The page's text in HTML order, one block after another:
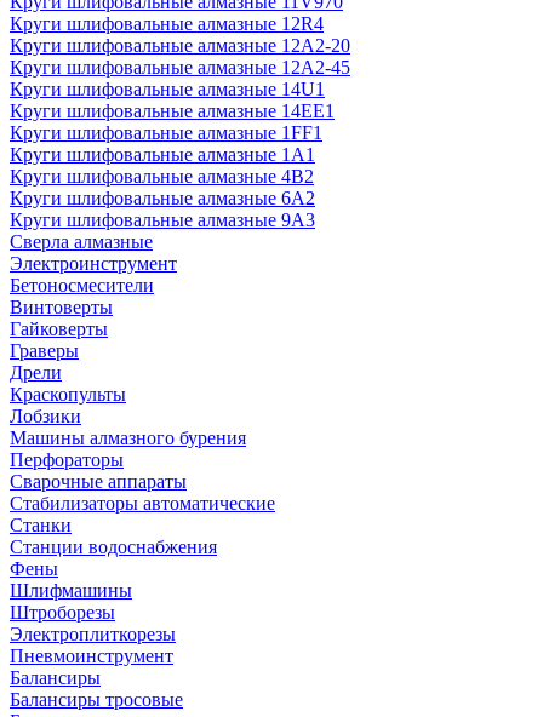
Круги шлифовальные алмазные 12R4
Круги шлифовальные алмазные 12А2-20
Круги шлифовальные алмазные 12А2-45
Круги шлифовальные алмазные 14U1
Круги шлифовальные алмазные 14ЕЕ1
Круги шлифовальные алмазные 1FF1
Круги шлифовальные алмазные 1А1
Круги шлифовальные алмазные 4В2
Круги шлифовальные алмазные 6A2
Круги шлифовальные алмазные 9А3
Сверла алмазные
Электроинструмент
Бетоносмесители
Винтоверты
Гайковерты
Граверы
Дрели
Краскопульты
Лобзики
Машины алмазного бурения
Перфораторы
Сварочные аппараты
Стабилизаторы автоматические
Станки
Станции водоснабжения
Фены
Шлифмашины
Штроборезы
Электроплиткорезы
Пневмоинструмент
Балансиры
Балансиры тросовые